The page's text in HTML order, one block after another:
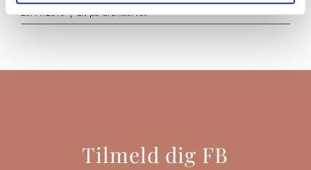
29/11/2019 | Liv på Grønttorvet
Tilmeld dig FB